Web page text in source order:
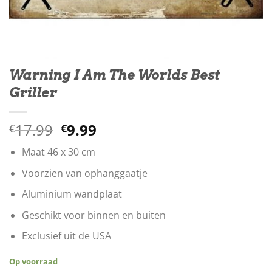
Warning I Am The Worlds Best
Griller
€17.99 Oorspronkelijke
prijs
was:
€17.99.
€9.99
€9.99.
Maat 46 x 30 cm
Voorzien van ophanggaatje
Aluminium wandplaat
Geschikt voor binnen en buiten
Exclusief uit de USA
Op voorraad